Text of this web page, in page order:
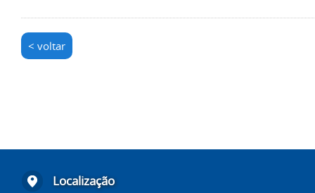
< voltar
Localização